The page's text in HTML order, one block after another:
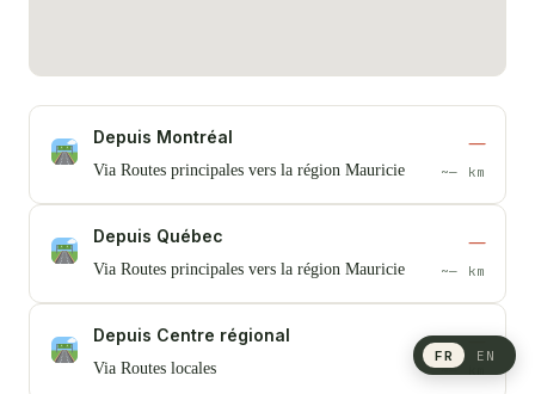
Depuis Montréal
Via Routes principales vers la région Mauricie
—
~— km
Depuis Québec
Via Routes principales vers la région Mauricie
—
~— km
Depuis Centre régional
Via Routes locales
—
~— km
FR EN